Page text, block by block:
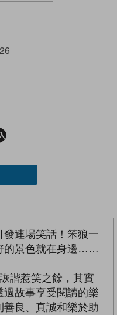
連場笑話！笨狼一
的景色就在身邊……
諧惹笑之餘，其實
故事享受閱讀的樂
良、真誠和樂於助